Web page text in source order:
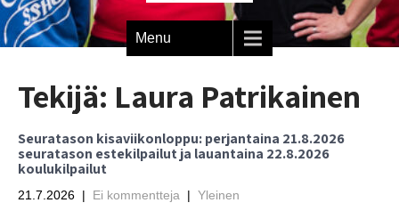
Menu
Tekijä: Laura Patrikainen
Seuratason kisaviikonloppu: perjantaina 21.8.2026
seuratason estekilpailut ja lauantaina 22.8.2026
koulukilpailut
21.7.2026 | Ei kommentteja | Yleinen